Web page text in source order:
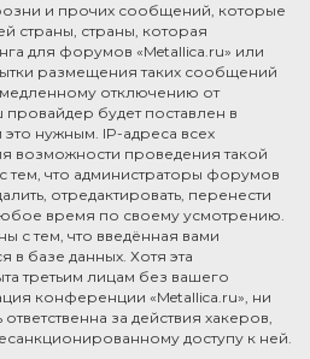
и прочих сообщений, которые
страны, страны, которая
для форумов «Metallica.ru» или
размещения таких сообщений
отключению от
будет поставлен в
это нужным. IP-адреса всех
возможности проведения такой
тем, что администраторы форумов
отредактировать, перенести
время по своему усмотрению.
с тем, что введённая вами
в базе данных. Хотя эта
третьим лицам без вашего
конференции «Metallica.ru», ни
за действия хакеров,
доступу к ней.